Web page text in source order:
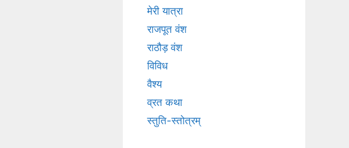
मेरी यात्रा
राजपूत वंश
राठौड़ वंश
विविध
वैश्य
व्रत कथा
स्तुति-स्तोत्रम्